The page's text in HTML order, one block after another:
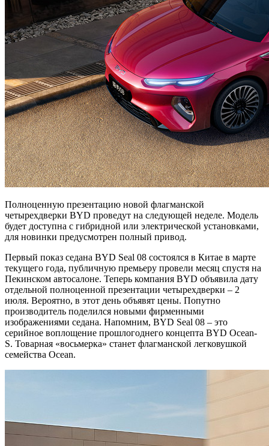
Полноценную презентацию новой флагманской
четырехдверки BYD проведут на следующей неделе. Модель
будет доступна с гибридной или электрической установками,
для новинки предусмотрен полный привод.
Первый показ седана BYD Seal 08 состоялся в Китае в марте
текущего года, публичную премьеру провели месяц спустя на
Пекинском автосалоне. Теперь компания BYD объявила дату
отдельной полноценной презентации четырехдверки – 2
июля. Вероятно, в этот день объявят цены. Попутно
производитель поделился новыми фирменными
изображениями седана. Напомним, BYD Seal 08 – это
серийное воплощение прошлогоднего концепта BYD Ocean-
S. Товарная «восьмерка» станет флагманской легковушкой
семейства Ocean.